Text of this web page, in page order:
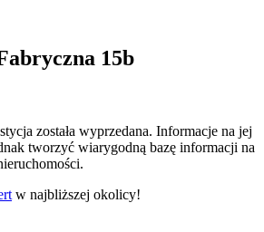
15b
została wyprzedana. Informacje na jej
tworzyć wiarygodną bazę informacji na
w najbliższej okolicy!